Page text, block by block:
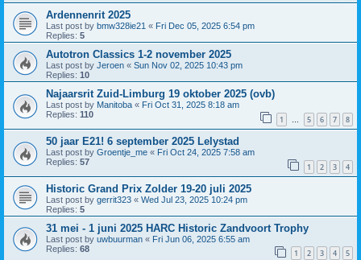
Ardennenrit 2025
Last post by bmw328ie21 « Fri Dec 05, 2025 6:54 pm
Replies: 5
Autotron Classics 1-2 november 2025
Last post by Jeroen « Sun Nov 02, 2025 10:43 pm
Replies: 10
Najaarsrit Zuid-Limburg 19 oktober 2025 (ovb)
Last post by Manitoba « Fri Oct 31, 2025 8:18 am
Replies: 110 1 … 5 6 7 8
50 jaar E21! 6 september 2025 Lelystad
Last post by Groentje_me « Fri Oct 24, 2025 7:58 am
Replies: 57 1 2 3 4
Historic Grand Prix Zolder 19-20 juli 2025
Last post by gerrit323 « Wed Jul 23, 2025 10:24 pm
Replies: 5
31 mei - 1 juni 2025 HARC Historic Zandvoort Trophy
Last post by uwbuurman « Fri Jun 06, 2025 6:55 am
Replies: 68 1 2 3 4 5